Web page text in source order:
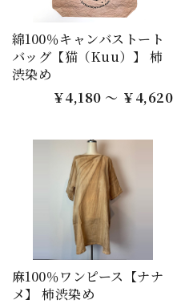
綿100％キャンバストート
バッグ【猫（Kuu）】 柿
渋染め
￥4,180 ～ ￥4,620
麻100％ワンピース【ナナ
メ】 柿渋染め